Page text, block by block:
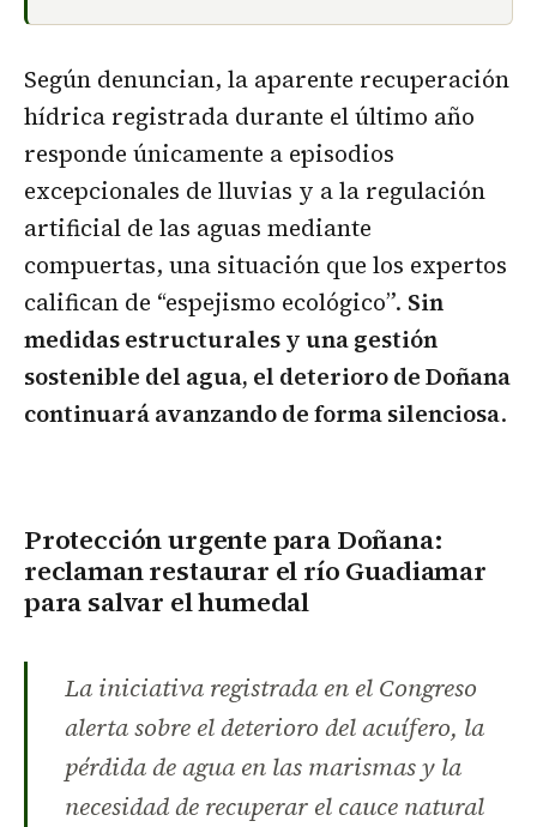
Según denuncian, la aparente recuperación
hídrica registrada durante el último año
responde únicamente a episodios
excepcionales de lluvias y a la regulación
artificial de las aguas mediante
compuertas, una situación que los expertos
califican de “espejismo ecológico”. Sin
medidas estructurales y una gestión
sostenible del agua, el deterioro de Doñana
continuará avanzando de forma silenciosa.
Protección urgente para Doñana:
reclaman restaurar el río Guadiamar
para salvar el humedal
La iniciativa registrada en el Congreso
alerta sobre el deterioro del acuífero, la
pérdida de agua en las marismas y la
necesidad de recuperar el cauce natural